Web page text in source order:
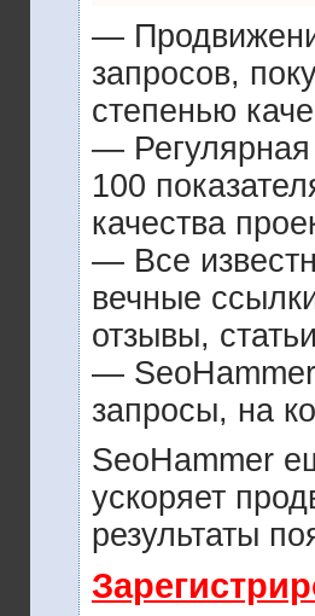
—
запросов,
степенью
— Регулярная
100
качества
— Все
вечные
отзывы,
— SeoHammer
запросы, на
SeoHammer
ускоряет
результаты